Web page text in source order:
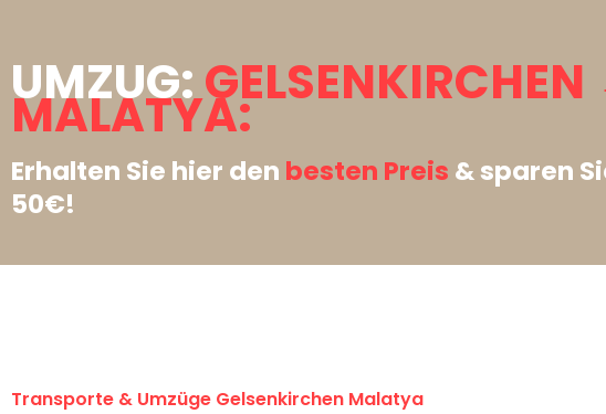
UMZUG:
MALATYA:
Erhalten Sie hier den besten Preis & sparen
50€!
Transporte & Umzüge Gelsenkirchen Malatya